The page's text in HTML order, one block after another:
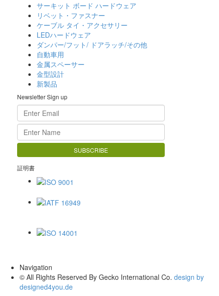
サーキット ボード ハードウェア
リベット・ファスナー
ケーブル タイ・アクセサリー
LEDハードウェア
ダンパー/フット/ ドアラッチ/その他
自動車用
金属スペーサー
金型設計
新製品
Newsletter Sign up
証明書
Navigation
© All Rights Reserved By Gecko International Co. design by
designed4you.de